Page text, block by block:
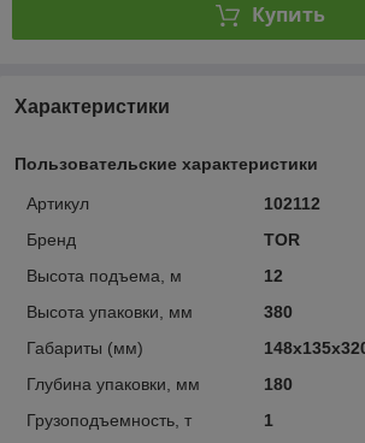
Купить
Характеристики
Пользовательские характеристики
Артикул
102112
Бренд
TOR
Высота подъема, м
12
Высота упаковки, мм
380
Габариты (мм)
Глубина упаковки, мм
180
Грузоподъемность, т
1